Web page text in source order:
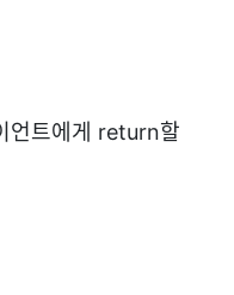
언트에게 return할